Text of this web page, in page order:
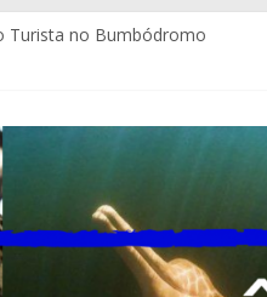
Turista no Bumbódromo
mundo